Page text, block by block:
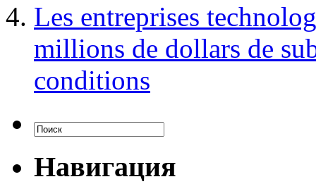
Les entreprises
millions de dollars de
conditions
Навигация